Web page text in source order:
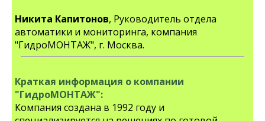
Никита Капитонов, Руководитель отдела
автоматики и мониторинга, компания
"ГидроМОНТАЖ", г. Москва.
Краткая информация о компании
"ГидроМОНТАЖ":
Компания создана в 1992 году и